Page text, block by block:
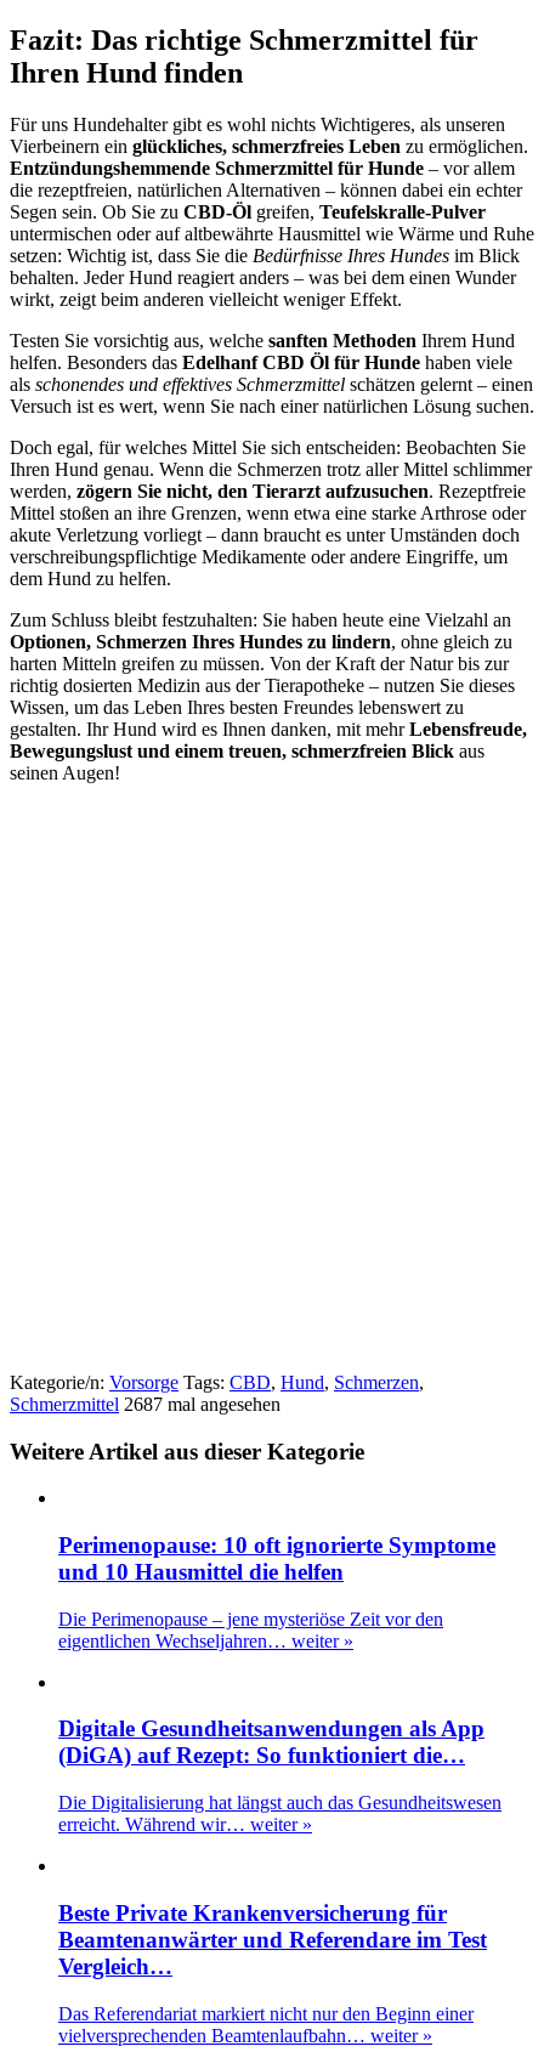
Fazit: Das richtige Schmerzmittel für
Ihren Hund finden
Für uns Hundehalter gibt es wohl nichts Wichtigeres, als unseren
Vierbeinern ein glückliches, schmerzfreies Leben zu ermöglichen.
Entzündungshemmende Schmerzmittel für Hunde – vor allem
die rezeptfreien, natürlichen Alternativen – können dabei ein echter
Segen sein. Ob Sie zu CBD-Öl greifen, Teufelskralle-Pulver
untermischen oder auf altbewährte Hausmittel wie Wärme und Ruhe
setzen: Wichtig ist, dass Sie die Bedürfnisse Ihres Hundes im Blick
behalten. Jeder Hund reagiert anders – was bei dem einen Wunder
wirkt, zeigt beim anderen vielleicht weniger Effekt.
Testen Sie vorsichtig aus, welche sanften Methoden Ihrem Hund
helfen. Besonders das Edelhanf CBD Öl für Hunde haben viele
als schonendes und effektives Schmerzmittel schätzen gelernt – einen
Versuch ist es wert, wenn Sie nach einer natürlichen Lösung suchen.
Doch egal, für welches Mittel Sie sich entscheiden: Beobachten Sie
Ihren Hund genau. Wenn die Schmerzen trotz aller Mittel schlimmer
werden, zögern Sie nicht, den Tierarzt aufzusuchen. Rezeptfreie
Mittel stoßen an ihre Grenzen, wenn etwa eine starke Arthrose oder
akute Verletzung vorliegt – dann braucht es unter Umständen doch
verschreibungspflichtige Medikamente oder andere Eingriffe, um
dem Hund zu helfen.
Zum Schluss bleibt festzuhalten: Sie haben heute eine Vielzahl an
Optionen, Schmerzen Ihres Hundes zu lindern, ohne gleich zu
harten Mitteln greifen zu müssen. Von der Kraft der Natur bis zur
richtig dosierten Medizin aus der Tierapotheke – nutzen Sie dieses
Wissen, um das Leben Ihres besten Freundes lebenswert zu
gestalten. Ihr Hund wird es Ihnen danken, mit mehrLebensfreude,
Bewegungslust und einem treuen, schmerzfreien Blick aus
seinen Augen!
Kategorie/n: Vorsorge Tags: CBD, Hund, Schmerzen,
Schmerzmittel 2687 mal angesehen
Weitere Artikel aus dieser Kategorie
Perimenopause: 10 oft ignorierte Symptome
und 10 Hausmittel die helfen
Die Perimenopause – jene mysteriöse Zeit vor den
eigentlichen Wechseljahren… weiter »
Digitale Gesundheitsanwendungen als App
(DiGA) auf Rezept: So funktioniert die…
Die Digitalisierung hat längst auch das Gesundheitswesen
erreicht. Während wir… weiter »
Beste Private Krankenversicherung für
Beamtenanwärter und Referendare im Test
Vergleich…
Das Referendariat markiert nicht nur den Beginn einer
vielversprechenden Beamtenlaufbahn… weiter »